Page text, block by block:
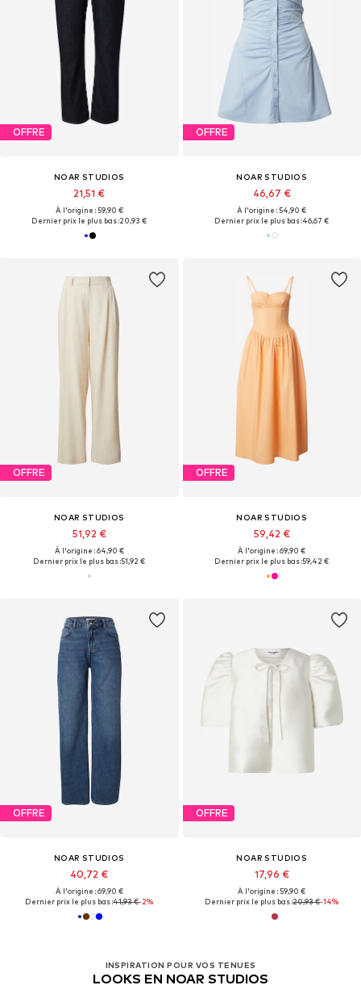
OFFRE
NOAR STUDIOS
21,51 €
À l'origine : 59,90 €
Dernier prix le plus bas :20,93 €
OFFRE
NOAR STUDIOS
46,67 €
À l'origine : 54,90 €
Dernier prix le plus bas :46,67 €
OFFRE
NOAR STUDIOS
51,92 €
À l'origine : 64,90 €
Dernier prix le plus bas :51,92 €
OFFRE
NOAR STUDIOS
59,42 €
À l'origine : 69,90 €
Dernier prix le plus bas :59,42 €
OFFRE
NOAR STUDIOS
40,72 €
À l'origine : 69,90 €
Dernier prix le plus bas :41,93 €-2%
OFFRE
NOAR STUDIOS
17,96 €
À l'origine : 59,90 €
Dernier prix le plus bas :20,93 €-14%
INSPIRATION POUR VOS TENUES
LOOKS EN NOAR STUDIOS